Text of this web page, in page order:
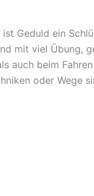
Geduld ein
mit viel Übung,
auch beim
oder Wege